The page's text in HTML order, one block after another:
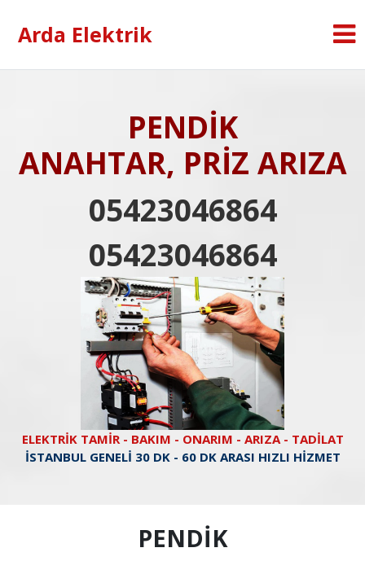
Arda Elektrik
PENDİK
ANAHTAR, PRİZ ARIZA
05423046864
05423046864
ELEKTRİK TAMİR - BAKIM - ONARIM - ARIZA - TADİLAT
İSTANBUL GENELİ 30 DK - 60 DK ARASI HIZLI HİZMET
PENDİK